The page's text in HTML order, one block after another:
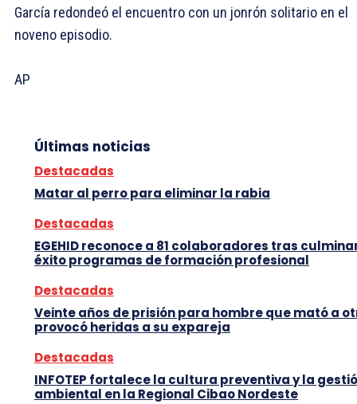
García redondeó el encuentro con un jonrón solitario en el
noveno episodio.
AP
Últimas noticias
Destacadas
Matar al perro para eliminar la rabia
Destacadas
EGEHID reconoce a 81 colaboradores tras
éxito programas de formación profesional
Destacadas
Veinte años de prisión para hombre que mató a
provocó heridas a su expareja
Destacadas
INFOTEP fortalece la cultura preventiva y la
ambiental en la Regional Cibao Nordeste